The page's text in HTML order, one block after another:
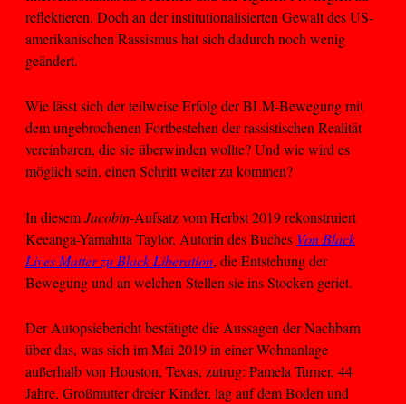
reflektieren. Doch an der institutionalisierten Gewalt des US-
amerikanischen Rassismus hat sich dadurch noch wenig
geändert.
Wie lässt sich der teilweise Erfolg der BLM-Bewegung mit
dem ungebrochenen Fortbestehen der rassistischen Realität
vereinbaren, die sie überwinden wollte? Und wie wird es
möglich sein, einen Schritt weiter zu kommen?
In diesemJacobin-Aufsatz vom Herbst 2019 rekonstruiert
Keeanga-Yamahtta Taylor, Autorin des Buches Von Black
Lives Matter zu Black Liberation, die Entstehung der
Bewegung und an welchen Stellen sie ins Stocken geriet.
Der Autopsiebericht bestätigte die Aussagen der Nachbarn
über das, was sich im Mai 2019 in einer Wohnanlage
außerhalb von Houston, Texas, zutrug: Pamela Turner, 44
Jahre, Großmutter dreier Kinder, lag auf dem Boden und